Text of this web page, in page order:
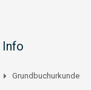
Info
Grundbuchurkunde